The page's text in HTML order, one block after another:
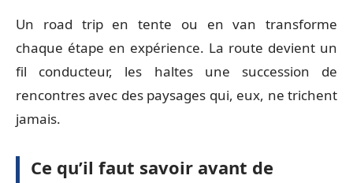
Un road trip en tente ou en van transforme
chaque étape en expérience. La route devient un
fil conducteur, les haltes une succession de
rencontres avec des paysages qui, eux, ne trichent
jamais.
Ce qu’il faut savoir avant de